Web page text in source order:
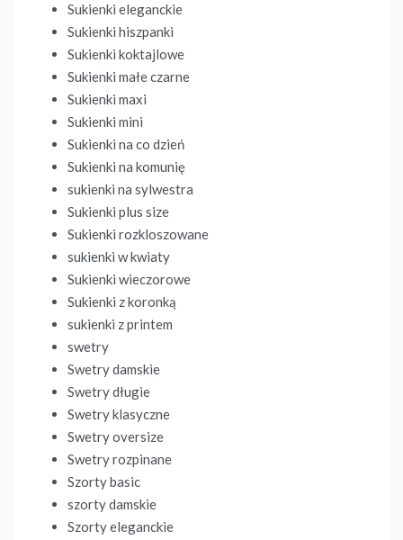
Sukienki eleganckie
Sukienki hiszpanki
Sukienki koktajlowe
Sukienki małe czarne
Sukienki maxi
Sukienki mini
Sukienki na co dzień
Sukienki na komunię
sukienki na sylwestra
Sukienki plus size
Sukienki rozkloszowane
sukienki w kwiaty
Sukienki wieczorowe
Sukienki z koronką
sukienki z printem
swetry
Swetry damskie
Swetry długie
Swetry klasyczne
Swetry oversize
Swetry rozpinane
Szorty basic
szorty damskie
Szorty eleganckie